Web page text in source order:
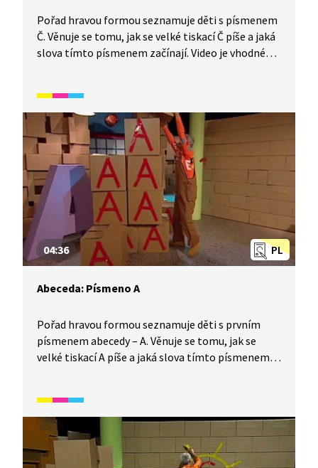
Pořad hravou formou seznamuje děti s písmenem
Č. Věnuje se tomu, jak se velké tiskací Č píše a jaká
slova tímto písmenem začínají. Video je vhodné
mladšího školního věku.
PL
04:36
Abeceda: Písmeno A
Pořad hravou formou seznamuje děti s prvním
písmenem abecedy – A. Věnuje se tomu, jak se
velké tiskací A píše a jaká slova tímto písmenem
především pro začátečníky mladšího školního
věku.